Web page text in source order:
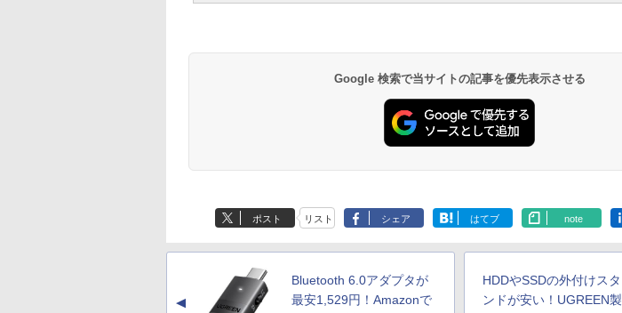
Google 検索で当サイトの記事を優先表示させる
ポスト リスト シェア はてブ note
▲
Bluetooth 6.0アダプタが
最安1,529円！Amazonで
HDDやSSDの外付けスタ
ンドが安い！UGREEN製